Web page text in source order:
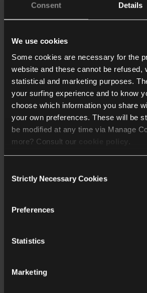
Consent Details
We use cookies
Some cookies are necessary for the
website and these cannot be refused,
statistical and marketing purposes.
your surfing experience and to know
choose which information you share
your own preferences. These will be
be modified at any time via Manage
more? Consult our
We work with40 third parties
who
Selection
Strictly Necessary Cookies
Preferences
Statistics
Marketing
Med Niko Hydro kan du oplade
stikkontakter er
Lær mere